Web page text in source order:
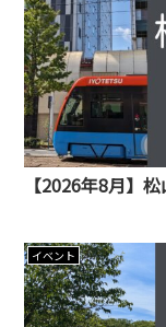
【2026年8月】
イベント